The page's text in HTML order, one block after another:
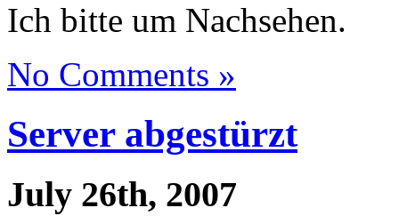
Ich bitte um Nachsehen.
No Comments »
Server abgestürzt
July 26th, 2007